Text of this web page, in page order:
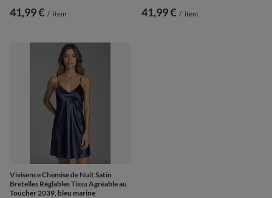
41,99 € / item 41,99 € / item
Vivisence Chemise de Nuit Satin
Bretelles Réglables Tissu Agréable au
Toucher 2039, bleu marine